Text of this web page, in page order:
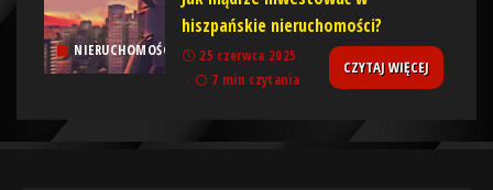
NIERUCHOMOŚCI
hiszpańskie nieruchomości?
25 czerwca 2025
7 min czytania
CZYTAJ WIĘCEJ